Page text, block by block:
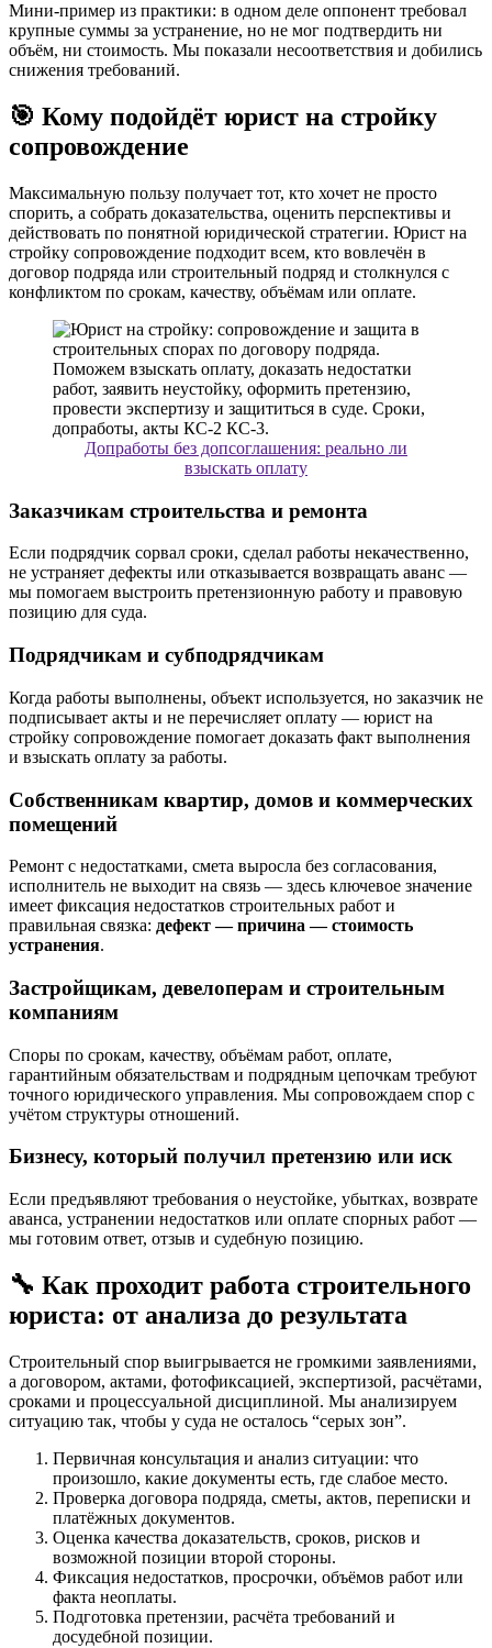
Мини-пример из практики: в одном деле оппонент требовал
крупные суммы за устранение, но не мог подтвердить ни
объём, ни стоимость. Мы показали несоответствия и добились
снижения требований.
🎯 Кому подойдёт юрист на стройку
сопровождение
Максимальную пользу получает тот, кто хочет не просто
спорить, а собрать доказательства, оценить перспективы и
действовать по понятной юридической стратегии. Юрист на
стройку сопровождение подходит всем, кто вовлечён в
договор подряда или строительный подряд и столкнулся с
конфликтом по срокам, качеству, объёмам или оплате.
Допработы без допсоглашения: реально ли
взыскать оплату
Заказчикам строительства и ремонта
Если подрядчик сорвал сроки, сделал работы некачественно,
не устраняет дефекты или отказывается возвращать аванс —
мы помогаем выстроить претензионную работу и правовую
позицию для суда.
Подрядчикам и субподрядчикам
Когда работы выполнены, объект используется, но заказчик не
подписывает акты и не перечисляет оплату — юрист на
стройку сопровождение помогает доказать факт выполнения
и взыскать оплату за работы.
Собственникам квартир, домов и коммерческих
помещений
Ремонт с недостатками, смета выросла без согласования,
исполнитель не выходит на связь — здесь ключевое значение
имеет фиксация недостатков строительных работ и
правильная связка: дефект — причина — стоимость
устранения.
Застройщикам, девелоперам и строительным
компаниям
Споры по срокам, качеству, объёмам работ, оплате,
гарантийным обязательствам и подрядным цепочкам требуют
точного юридического управления. Мы сопровождаем спор с
учётом структуры отношений.
Бизнесу, который получил претензию или иск
Если предъявляют требования о неустойке, убытках, возврате
аванса, устранении недостатков или оплате спорных работ —
мы готовим ответ, отзыв и судебную позицию.
🔧 Как проходит работа строительного
юриста: от анализа до результата
Строительный спор выигрывается не громкими заявлениями,
а договором, актами, фотофиксацией, экспертизой, расчётами,
сроками и процессуальной дисциплиной. Мы анализируем
ситуацию так, чтобы у суда не осталось “серых зон”.
Первичная консультация и анализ ситуации: что
произошло, какие документы есть, где слабое место.
Проверка договора подряда, сметы, актов, переписки и
платёжных документов.
Оценка качества доказательств, сроков, рисков и
возможной позиции второй стороны.
Фиксация недостатков, просрочки, объёмов работ или
факта неоплаты.
Подготовка претензии, расчёта требований и
досудебной позиции.